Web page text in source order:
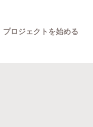
プロジェクトを始める